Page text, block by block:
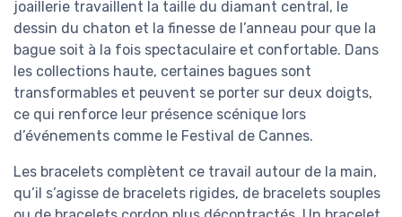
joaillerie travaillent la taille du diamant central, le
dessin du chaton et la finesse de l’anneau pour que la
bague soit à la fois spectaculaire et confortable. Dans
les collections haute, certaines bagues sont
transformables et peuvent se porter sur deux doigts,
ce qui renforce leur présence scénique lors
d’événements comme le Festival de Cannes.
Les bracelets complètent ce travail autour de la main,
qu’il s’agisse de bracelets rigides, de bracelets souples